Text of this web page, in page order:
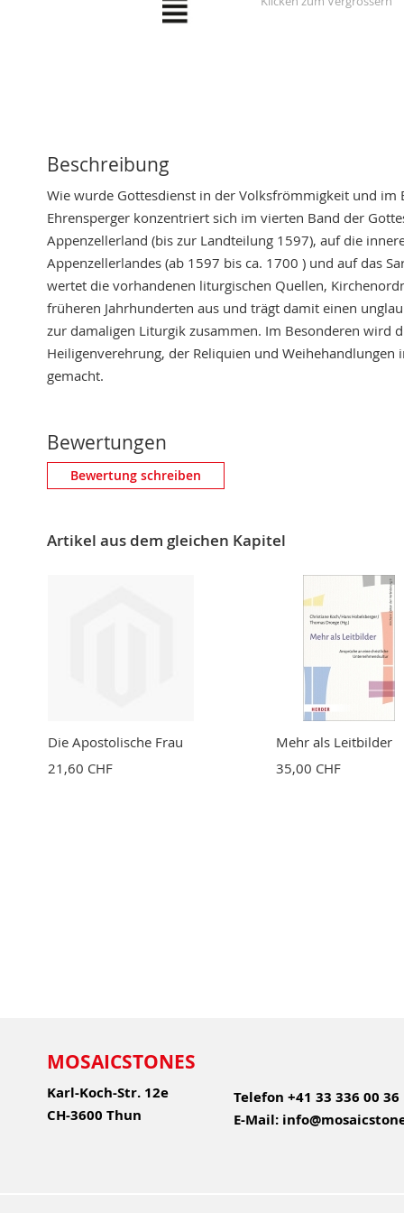
images
gallery
Beschreibung
Wie wurde Gottesdienst in der Volksfrömmigkeit und im
Ehrensperger konzentriert sich im vierten Band der
Appenzellerland (bis zur Landteilung 1597), auf die
Appenzellerlandes (ab 1597 bis ca. 1700 ) und auf das
wertet die vorhandenen liturgischen Quellen,
früheren Jahrhunderten aus und trägt damit einen
zur damaligen Liturgik zusammen. Im Besonderen wird
Heiligenverehrung, der Reliquien und Weihehandlungen
gemacht.
Bewertungen
Eigene Bewertung schreiben
BEWERTUNG ABSCHICKEN
Bewertung schreiben
Artikel aus dem gleichen Kapitel
Die Apostolische Frau
21,60 CHF
Mehr als Leitbilder
35,00 CHF
MOSAICSTONES
Karl-Koch-Str. 12e
CH-3600 Thun
Telefon +41 33 336 00 36
E-Mail: